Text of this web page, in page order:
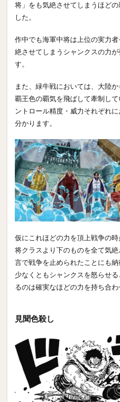
将」をも気絶させてしまうほど
した。
作中でも海軍中将は上位の実力
絶させてしまうシャンクスの力
す。
また、緑牛戦においては、大陸
覇王色の覇気を飛ばして牽制し
ントロール精度・威力それぞれ
分かります。
仮にこれほどの力を頂上戦争の
将クラスより下のものを全て気
言で戦争を止められたことにも納
少なくともシャンクスを怒らせ
るのは確実なほどの力を持ち合わ
見聞色殺し